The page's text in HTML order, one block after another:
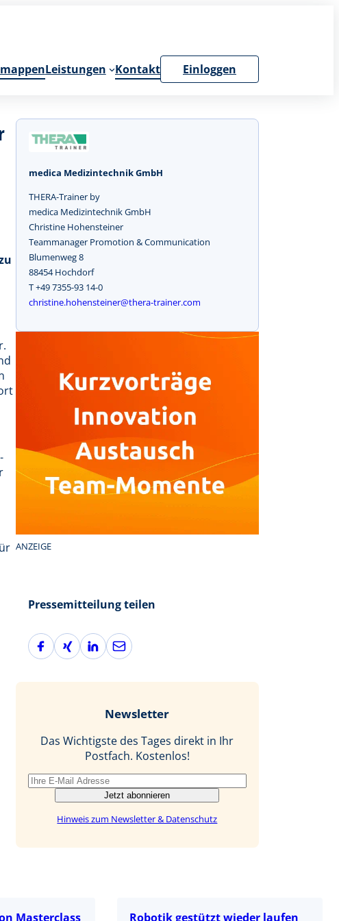
Leistungen Kontakt Einloggen
medica Medizintechnik GmbH
THERA-Trainer by
medica Medizintechnik GmbH
Christine Hohensteiner
Teammanager Promotion & Communication
Blumenweg 8
88454 Hochdorf
T +49 7355-93 14-0
christine.hohensteiner@thera-trainer.com
ANZEIGE
Pressemitteilung teilen
F
a
X
i
L
i
n
E
-
l
Newsletter
Das Wichtigste des Tages direkt in Ihr
Postfach. Kostenlos!
Jetzt abonnieren
Hinweis zum Newsletter & Datenschutz
Masterclass Robotik gestützt wieder laufen